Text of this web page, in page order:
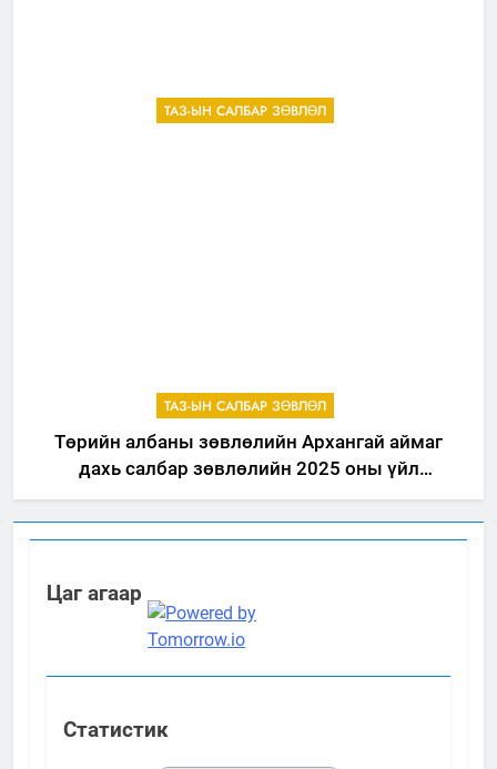
ТАЗ-ЫН САЛБАР ЗӨВЛӨЛ
ТАЗ-ЫН САЛБАР ЗӨВЛӨЛ
Төрийн албаны зөвлөлийн Архангай аймаг
дахь салбар зөвлөлийн 2025 оны үйл
ажиллагааны жилийн төлөвлөгөө
Цаг агаар
Статистик